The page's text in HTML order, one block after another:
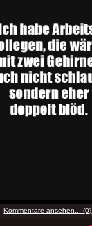
Kommentare ansehen... (0)